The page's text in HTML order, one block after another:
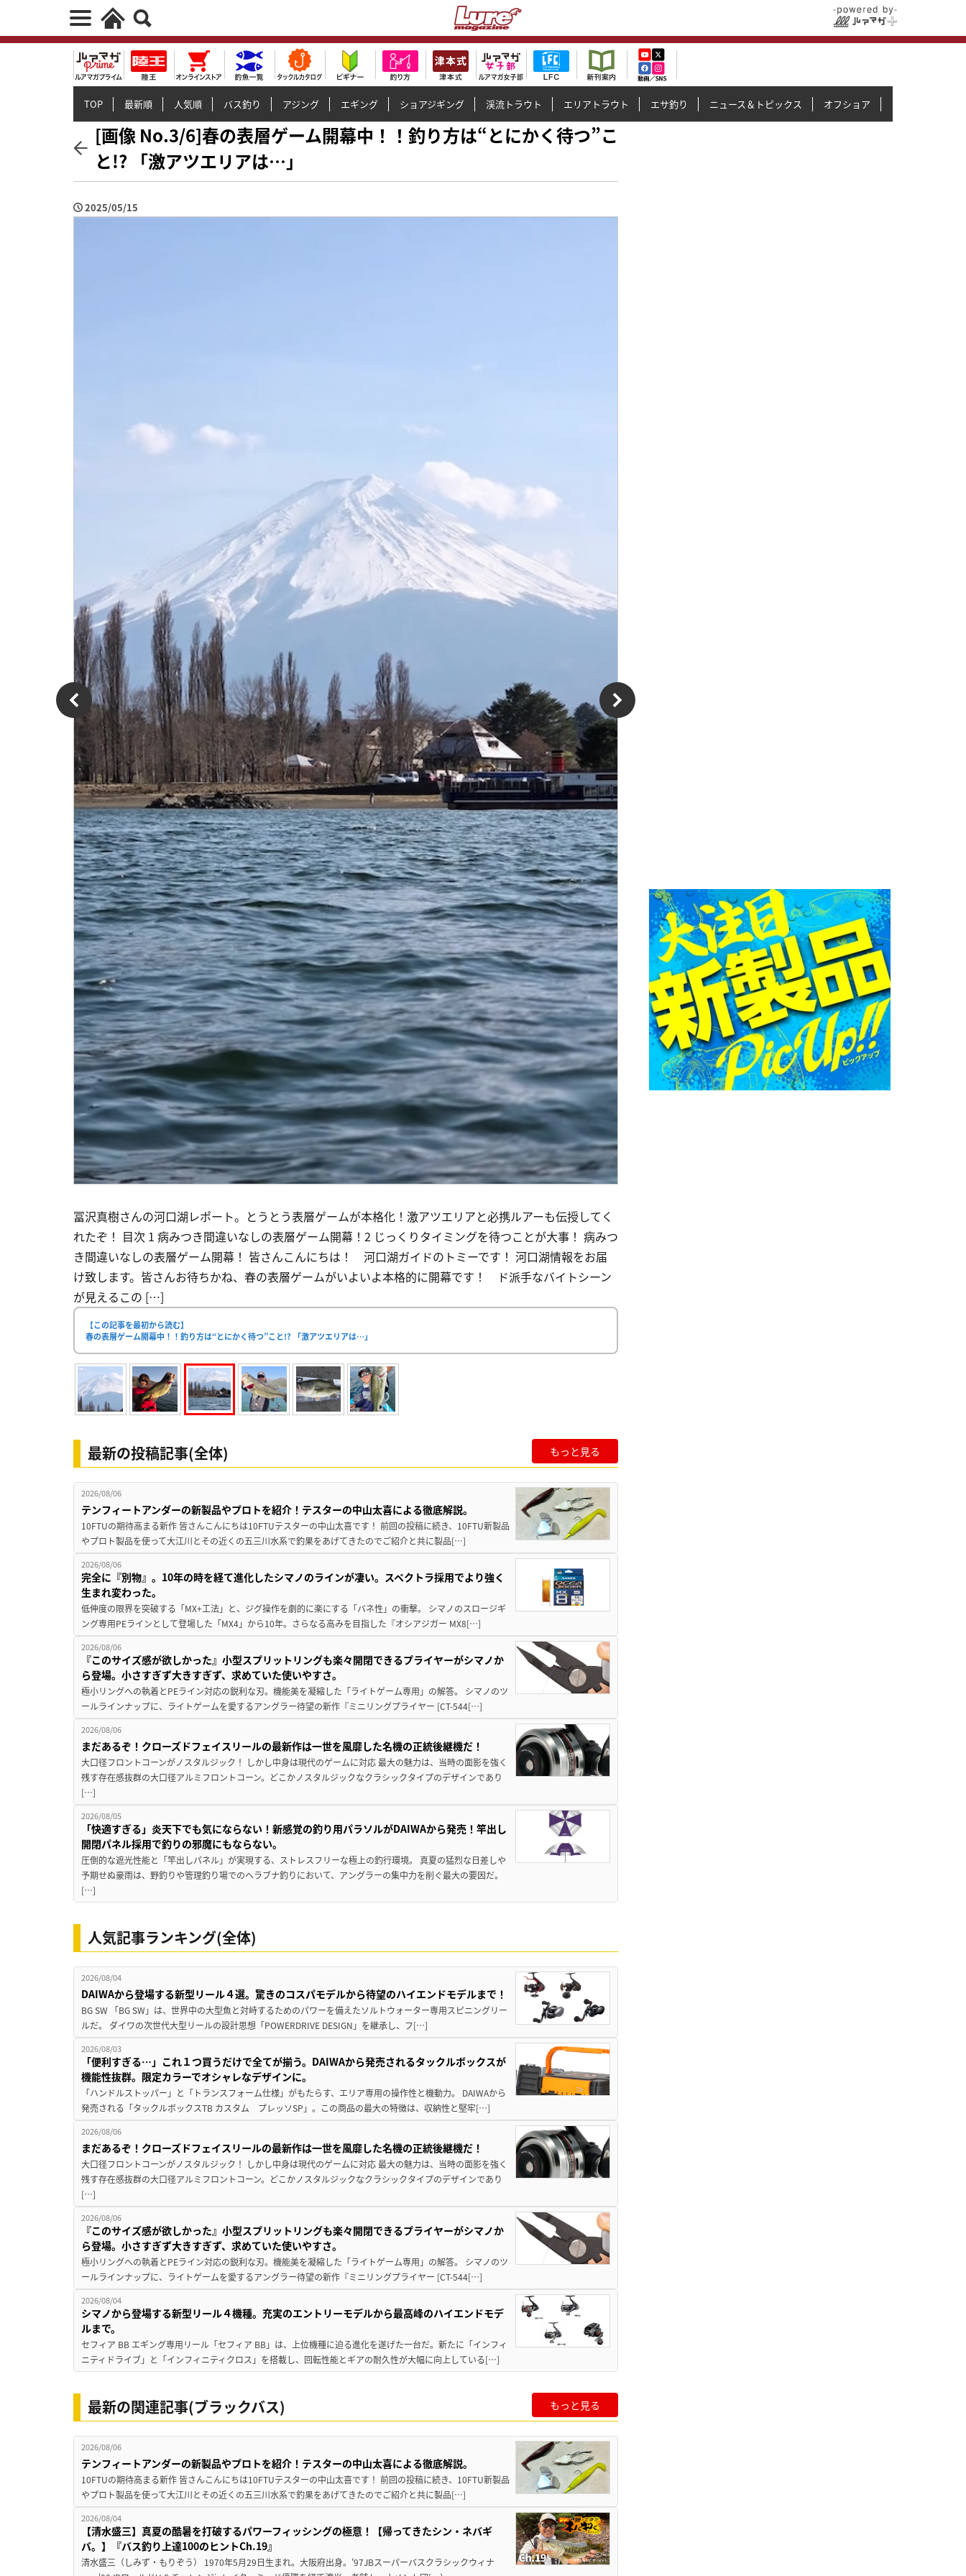
TOP 最新順 人気順 バス釣り アジング エギング ショアジギング 渓流トラウト エリアトラウト エサ釣り ニュース＆トピックス オフショア
[画像 No.3/6]春の表層ゲーム開幕中！！釣り方は“とにかく待つ”こ
と!? 「激アツエリアは…」
2025/05/15
冨沢真樹さんの河口湖レポート。とうとう表層ゲームが本格化！激アツエリアと必携ルアーも伝授してく
れたぞ！ 目次 1 病みつき間違いなしの表層ゲーム開幕！2 じっくりタイミングを待つことが大事！ 病みつ
き間違いなしの表層ゲーム開幕！ 皆さんこんにちは！ 河口湖ガイドのトミーです！ 河口湖情報をお届
け致します。皆さんお待ちかね、春の表層ゲームがいよいよ本格的に開幕です！ ド派手なバイトシーン
が見えるこの […]
【この記事を最初から読む】
春の表層ゲーム開幕中！！釣り方は“とにかく待つ”こと!? 「激アツエリアは…」
最新の投稿記事(全体) もっと見る
2026/08/06
テンフィートアンダーの新製品やプロトを紹介！テスターの中山太喜による徹底解説。
10FTUの期待高まる新作 皆さんこんにちは10FTUテスターの中山太喜です！ 前回の投稿に続き、10FTU新製品
やプロト製品を使って大江川とその近くの五三川水系で釣果をあげてきたのでご紹介と共に製品[…]
2026/08/06
完全に『別物』。10年の時を経て進化したシマノのラインが凄い。スペクトラ採用でより強く
生まれ変わった。
低伸度の限界を突破する「MX+工法」と、ジグ操作を劇的に楽にする「バネ性」の衝撃。 シマノのスロージギ
ング専用PEラインとして登場した「MX4」から10年。さらなる高みを目指した『オシアジガー MX8[…]
2026/08/06
『このサイズ感が欲しかった』小型スプリットリングも楽々開閉できるプライヤーがシマノか
ら登場。小さすぎず大きすぎず、求めていた使いやすさ。
極小リングへの執着とPEライン対応の鋭利な刃。機能美を凝縮した「ライトゲーム専用」の解答。 シマノのツ
ールラインナップに、ライトゲームを愛するアングラー待望の新作『ミニリングプライヤー [CT-544[…]
2026/08/06
まだあるぞ！クローズドフェイスリールの最新作は一世を風靡した名機の正統後継機だ！
大口径フロントコーンがノスタルジック！ しかし中身は現代のゲームに対応 最大の魅力は、当時の面影を強く
残す存在感抜群の大口径アルミフロントコーン。どこかノスタルジックなクラシックタイプのデザインであり
[…]
2026/08/05
「快適すぎる」炎天下でも気にならない！新感覚の釣り用パラソルがDAIWAから発売！竿出し
開閉パネル採用で釣りの邪魔にもならない。
圧倒的な遮光性能と「竿出しパネル」が実現する、ストレスフリーな極上の釣行環境。 真夏の猛烈な日差しや
予期せぬ豪雨は、野釣りや管理釣り場でのヘラブナ釣りにおいて、アングラーの集中力を削ぐ最大の要因だ。
[…]
人気記事ランキング(全体)
2026/08/04
DAIWAから登場する新型リール４選。驚きのコスパモデルから待望のハイエンドモデルまで！
BG SW 「BG SW」は、世界中の大型魚と対峙するためのパワーを備えたソルトウォーター専用スピニングリー
ルだ。 ダイワの次世代大型リールの設計思想「POWERDRIVE DESIGN」を継承し、フ[…]
2026/08/03
「便利すぎる…」これ１つ買うだけで全てが揃う。DAIWAから発売されるタックルボックスが
機能性抜群。限定カラーでオシャレなデザインに。
「ハンドルストッパー」と「トランスフォーム仕様」がもたらす、エリア専用の操作性と機動力。 DAIWAから
発売される「タックルボックスTB カスタム プレッソSP」。この商品の最大の特徴は、収納性と堅牢[…]
2026/08/06
まだあるぞ！クローズドフェイスリールの最新作は一世を風靡した名機の正統後継機だ！
大口径フロントコーンがノスタルジック！ しかし中身は現代のゲームに対応 最大の魅力は、当時の面影を強く
残す存在感抜群の大口径アルミフロントコーン。どこかノスタルジックなクラシックタイプのデザインであり
[…]
2026/08/06
『このサイズ感が欲しかった』小型スプリットリングも楽々開閉できるプライヤーがシマノか
ら登場。小さすぎず大きすぎず、求めていた使いやすさ。
極小リングへの執着とPEライン対応の鋭利な刃。機能美を凝縮した「ライトゲーム専用」の解答。 シマノのツ
ールラインナップに、ライトゲームを愛するアングラー待望の新作『ミニリングプライヤー [CT-544[…]
2026/08/04
シマノから登場する新型リール４機種。充実のエントリーモデルから最高峰のハイエンドモデ
ルまで。
セフィア BB エギング専用リール「セフィア BB」は、上位機種に迫る進化を遂げた一台だ。新たに「インフィ
ニティドライブ」と「インフィニティクロス」を搭載し、回転性能とギアの耐久性が大幅に向上している[…]
最新の関連記事(ブラックバス) もっと見る
2026/08/06
テンフィートアンダーの新製品やプロトを紹介！テスターの中山太喜による徹底解説。
10FTUの期待高まる新作 皆さんこんにちは10FTUテスターの中山太喜です！ 前回の投稿に続き、10FTU新製品
やプロト製品を使って大江川とその近くの五三川水系で釣果をあげてきたのでご紹介と共に製品[…]
2026/08/04
【清水盛三】真夏の酷暑を打破するパワーフィッシングの極意！【帰ってきたシン・ネバギ
バ。】『バス釣り上達100のヒントCh.19』
清水盛三（しみず・もりぞう） 1970年5月29日生まれ。大阪府出身。'97JBスーパーバスクラシックウィナ